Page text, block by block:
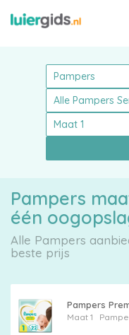
Pampers
één
Alle Pampers
beste prijs
Pampers
Maat 1